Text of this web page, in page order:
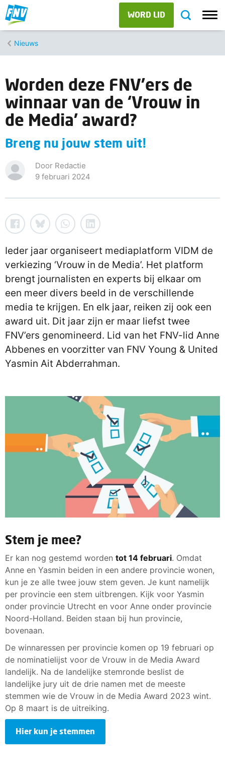
WORD LID
Nieuws
Worden deze FNV’ers de
winnaar van de ‘Vrouw in
de Media’ award?
Breng nu jouw stem uit!
Door Redactie
9 februari 2024
Ieder jaar organiseert mediaplatform VIDM de
verkiezing ‘Vrouw in de Media’. Het platform
brengt journalisten en experts bij elkaar om
een meer divers beeld in de verschillende
media te krijgen. En elk jaar, reiken zij ook een
award uit. Dit jaar zijn er maar liefst twee
FNV’ers genomineerd. Lid van het FNV-lid Anne
Abbenes en voorzitter van FNV Young & United
Yasmin Ait Abderrahman.
Stem je mee?
Er kan nog gestemd worden tot 14 februari. Omdat
Anne en Yasmin beiden in een andere provincie wonen,
kun je ze alle twee jouw stem geven. Je kunt namelijk
per provincie een stem uitbrengen. Kijk voor Yasmin
onder provincie Utrecht en voor Anne onder provincie
Noord-Holland. Beiden staan bij hun provincie,
bovenaan.
De winnaressen per provincie komen op 19 februari op
de nominatielijst voor de Vrouw in de Media Award
landelijk. Na de landelijke stemronde beslist de
landelijke jury uit de drie namen met de meeste
stemmen wie de Vrouw in de Media Award 2023 wint.
Op 8 maart is de uitreiking.
Hier kun je stemmen